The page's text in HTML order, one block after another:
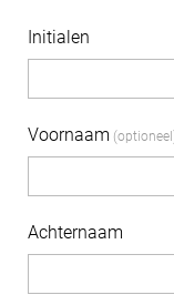
Initialen
Voornaam
Achternaam